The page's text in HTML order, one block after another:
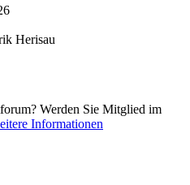
Herisau
Werden Sie Mitglied im
Informationen